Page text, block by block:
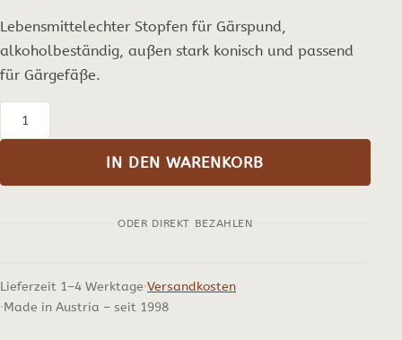
Lebensmittelechter Stopfen für Gärspund,
alkoholbeständig, außen stark konisch und passend
für Gärgefäße.
Gärspund
IN DEN WARENKORB
ODER DIREKT BEZAHLEN
Lieferzeit 1–4 Werktage Versandkosten
Made in Austria – seit 1998